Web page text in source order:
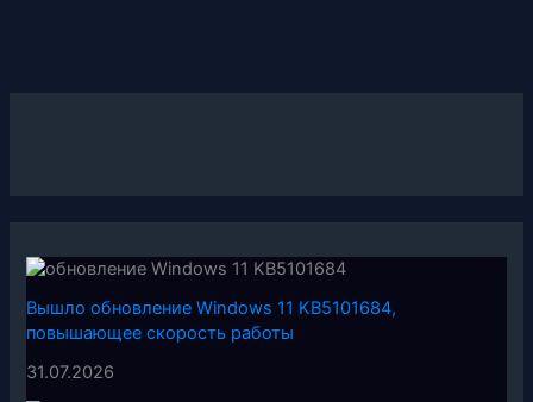
Вышло обновление Windows 11 KB5101684,
повышающее скорость работы
31.07.2026